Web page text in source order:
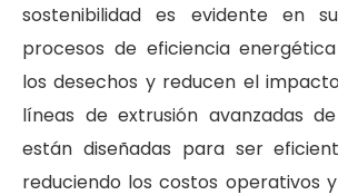
sostenibilidad es evidente en
procesos de eficiencia
los desechos y reducen el
líneas de extrusión avanzadas
están diseñadas para ser
reduciendo los costos operativos